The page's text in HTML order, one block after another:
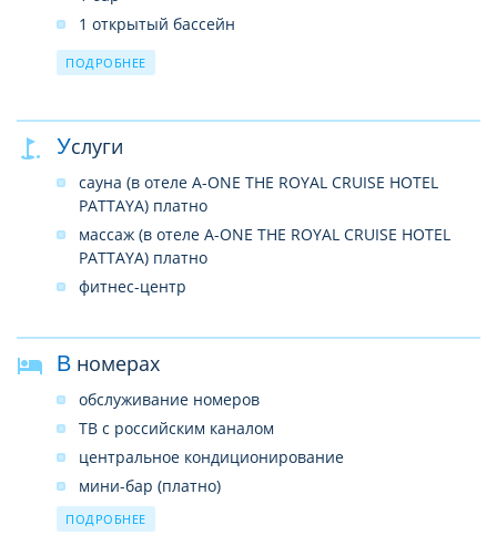
1 открытый бассейн
SPA–центр (в отеле A-ONE THE ROYAL CRUISE HOTEL
PATTAYA)
беспроводной интернет в лобби (бесплатно)
ПОДРОБНЕЕ
Услуги
сауна (в отеле A-ONE THE ROYAL CRUISE HOTEL
PATTAYA) платно
массаж (в отеле A-ONE THE ROYAL CRUISE HOTEL
PATTAYA) платно
фитнес-центр
В номерах
обслуживание номеров
ТВ с российским каналом
центральное кондиционирование
мини-бар (платно)
сейф (бесплатно)
ПОДРОБНЕЕ